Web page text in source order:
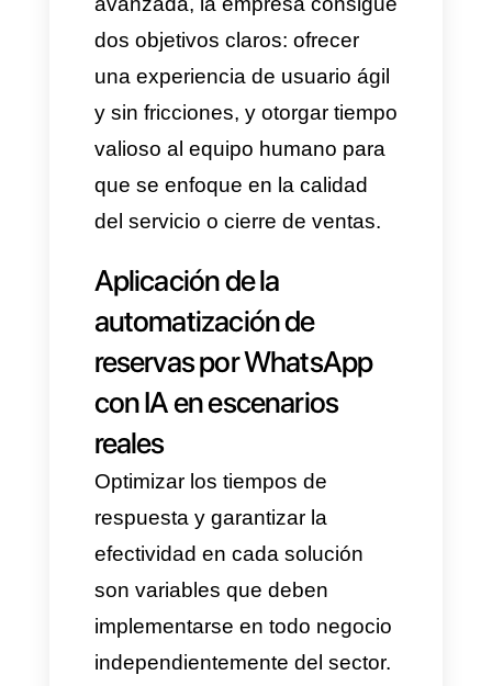
segundos a través de un
sistema que valida, organiza
y separa la cita en un horario
ideal. La API Oficial de
WhatsApp es ideal para que
automatización funcionen
seguros y sin afectar el
negocio.
como botones y listas:
esta funcionalidad se logra
más claridad y agilidad en el
proceso. Para que lograr
mensajes interactivos